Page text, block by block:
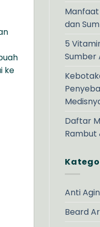
ke
dan
5
Sumber
Daftar
Rambut
Anti
Beard